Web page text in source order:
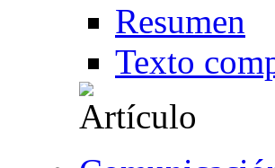
Resumen
Texto